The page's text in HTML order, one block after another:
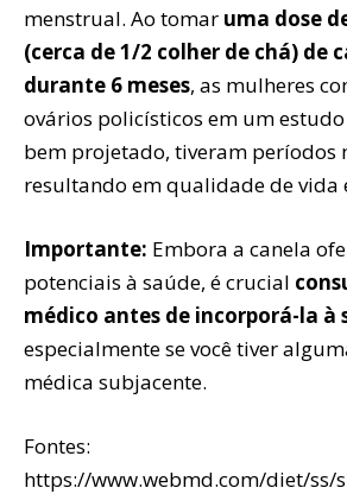
menstrual. Ao tomar uma dose
(cerca de 1/2 colher de chá) de
durante 6 meses, as mulheres
ovários policísticos em um
bem projetado, tiveram períodos
resultando em qualidade de vida
Importante: Embora a canela
potenciais à saúde, é crucial
médico antes de incorporá-la à
especialmente se você tiver
médica subjacente.
Fontes:
https://www.webmd.com/diet/ss/